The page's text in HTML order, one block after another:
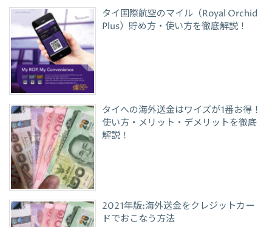
タイ国際航空のマイル（Royal Orchid
Plus）貯め方・使い方を徹底解説！
タイへの海外送金はワイズが1番お得！
使い方・メリット・デメリットを徹底
解説！
2021年版:海外送金をクレジットカー
ドでおこなう方法